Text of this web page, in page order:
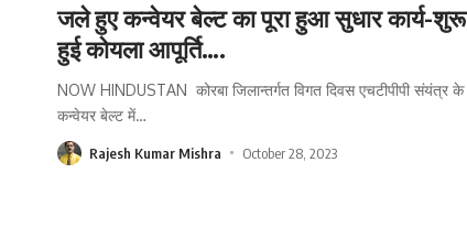
जले हुए कन्वेयर बेल्ट का पूरा हुआ सुधार कार्य-शुरू
हुई कोयला आपूर्ति….
NOW HINDUSTAN कोरबा जिलान्तर्गत विगत दिवस एचटीपीपी संयंत्र के
कन्वेयर बेल्ट में…
Rajesh Kumar Mishra October 28, 2023